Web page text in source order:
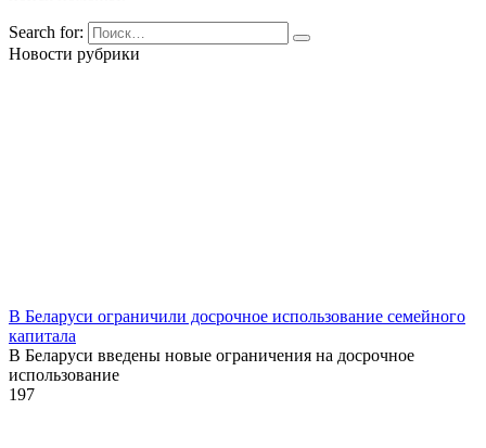
Search for:
Новости рубрики
В Беларуси ограничили досрочное использование семейного
капитала
В Беларуси введены новые ограничения на досрочное
использование
197